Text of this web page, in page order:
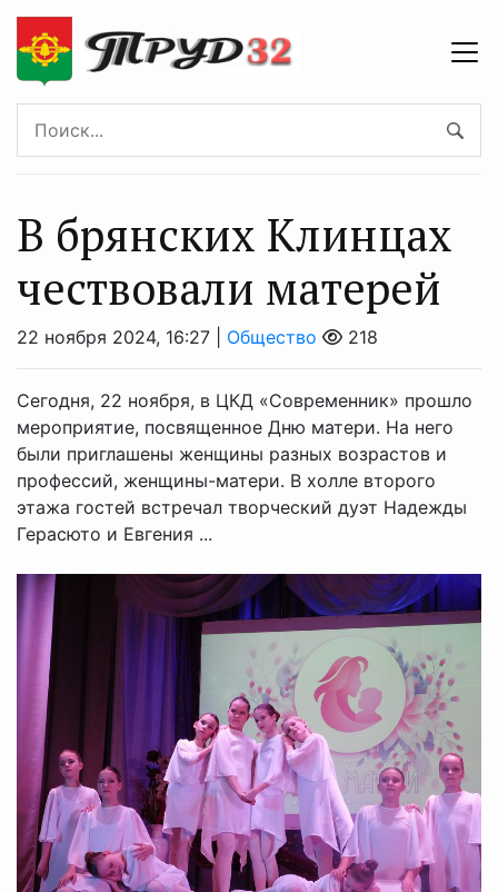
В брянских Клинцах
чествовали матерей
22 ноября 2024, 16:27 | Общество 218
Сегодня, 22 ноября, в ЦКД «Современник» прошло
мероприятие, посвященное Дню матери. На него
были приглашены женщины разных возрастов и
профессий, женщины-матери. В холле второго
этажа гостей встречал творческий дуэт Надежды
Герасюто и Евгения ...